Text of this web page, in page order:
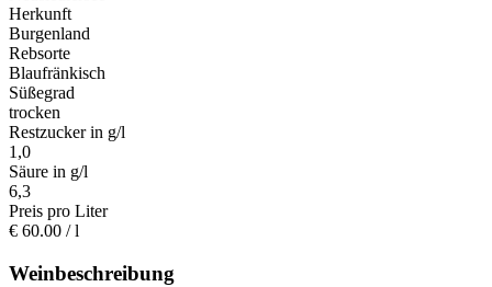
Herkunft
Burgenland
Rebsorte
Blaufränkisch
Süßegrad
trocken
Restzucker in g/l
1,0
Säure in g/l
6,3
Preis pro Liter
€ 60.00 / l
Weinbeschreibung